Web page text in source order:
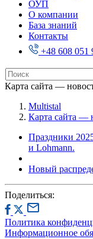
ОУП
О компании
База знаний
Контакты
+48 608 051
Карта сайта —
Multistal
Карта сайта —
Праздники
и Lohmann.
Новый
Поделиться:
Политика
Информационное